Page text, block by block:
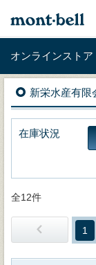
オンラインストア
新栄水産有限
在庫状況
全12件
1